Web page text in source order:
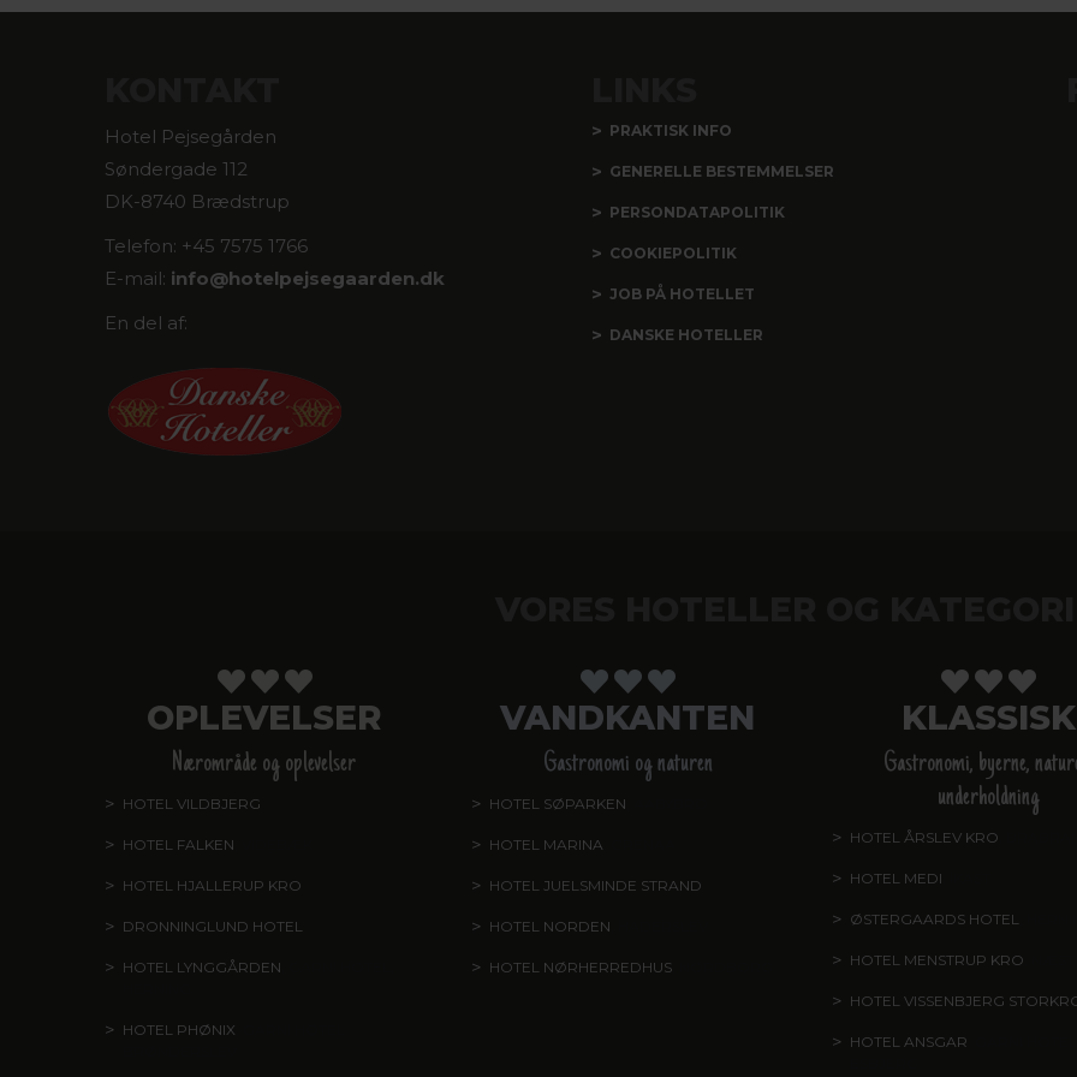
Hotel Pejsegården
Søndergade 112
DK-8740 Brædstrup
Telefon: +45 7575 1766
E-mail: info@hotelpejsegaarden.dk
En del af:
PRAKTISK INFO
GENERELLE BESTEMMELSER
PERSONDATAPOLITIK
COOKIEPOLITIK
JOB PÅ HOTELLET
DANSKE HOTELLER
OPLEVELSER
Nærområde og oplevelser
HOTEL VILDBJERG
HOTEL FALKEN
HOTEL HJALLERUP KRO
DRONNINGLUND HOTEL
HOTEL LYNGGÅRDEN
HOTEL PHØNIX
VANDKANTEN
Gastronomi og naturen
HOTEL SØPARKEN
HOTEL MARINA
HOTEL JUELSMINDE STRAND
HOTEL NORDEN
HOTEL NØRHERREDHUS
KLASSISK
Gastronomi, byerne,
underholdning
HOTEL ÅRSLEV KRO
HOTEL MEDI
ØSTERGAARDS HOTEL
HOTEL MENSTRUP KRO
HOTEL VISSENBJERG
HOTEL ANSGAR